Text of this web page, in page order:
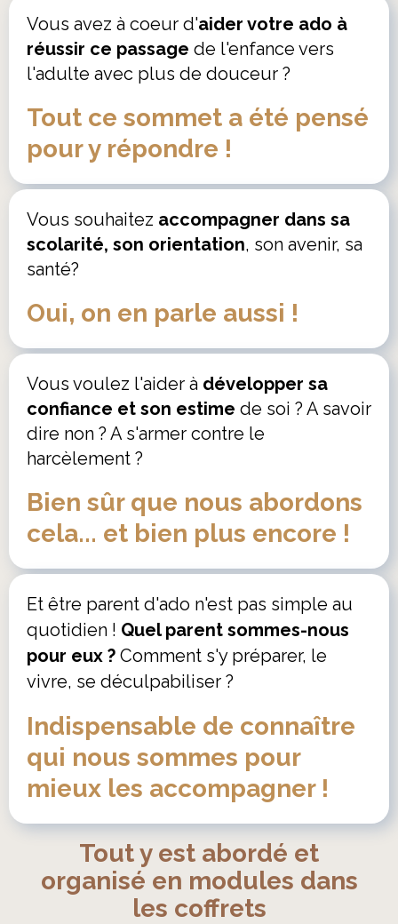
Vous avez à coeur d'aider votre ado à
réussir ce passage de l'enfance vers
l'adulte avec plus de douceur ?
Tout ce sommet a été pensé
pour y répondre !
Vous souhaitez accompagner dans sa
scolarité, son orientation, son avenir, sa
santé?
Oui, on en parle aussi !
Vous voulez l'aider à développer sa
confiance et son estime de soi ? A savoir
dire non ? A s'armer contre le
harcèlement ?
Bien sûr que nous abordons
cela... et bien plus encore !
Et être parent d'ado n'est pas simple au
quotidien ! Quel parent sommes-nous
pour eux ? Comment s'y préparer, le
vivre, se déculpabiliser ?
Indispensable de connaître
qui nous sommes pour
mieux les accompagner !
Tout y est abordé et
organisé en modules dans
les coffrets